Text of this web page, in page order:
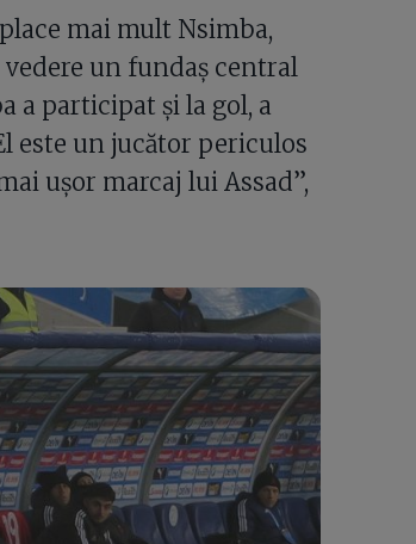
mai mult Nsimba,
un fundaș central
a participat și la gol, a
este un jucător periculos
ușor marcaj lui Assad”,